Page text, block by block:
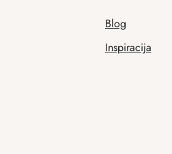
Blog
Inspiracija